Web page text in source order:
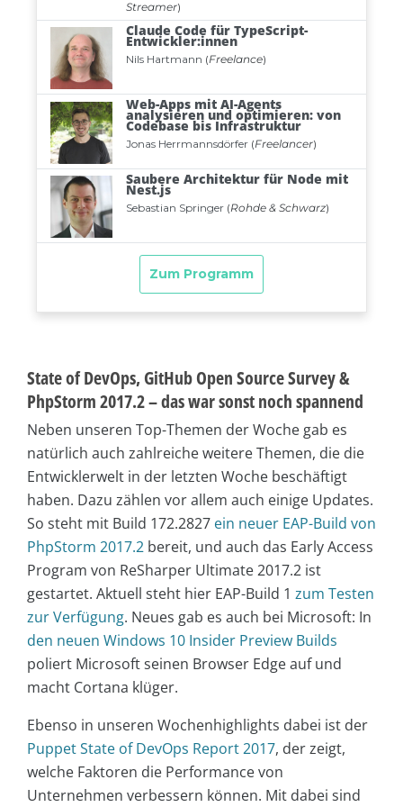
State of DevOps, GitHub Open Source Survey &
PhpStorm 2017.2 – das war sonst noch spannend
Neben unseren Top-Themen der Woche gab es
natürlich auch zahlreiche weitere Themen, die die
Entwicklerwelt in der letzten Woche beschäftigt
haben. Dazu zählen vor allem auch einige Updates.
So steht mit Build 172.2827 ein neuer EAP-Build von
PhpStorm 2017.2 bereit, und auch das Early Access
Program von ReSharper Ultimate 2017.2 ist
gestartet. Aktuell steht hier EAP-Build 1 zum Testen
zur Verfügung. Neues gab es auch bei Microsoft: In
den neuen Windows 10 Insider Preview Builds
poliert Microsoft seinen Browser Edge auf und
macht Cortana klüger.
Ebenso in unseren Wochenhighlights dabei ist der
Puppet State of DevOps Report 2017, der zeigt,
welche Faktoren die Performance von
Unternehmen verbessern können. Mit dabei sind